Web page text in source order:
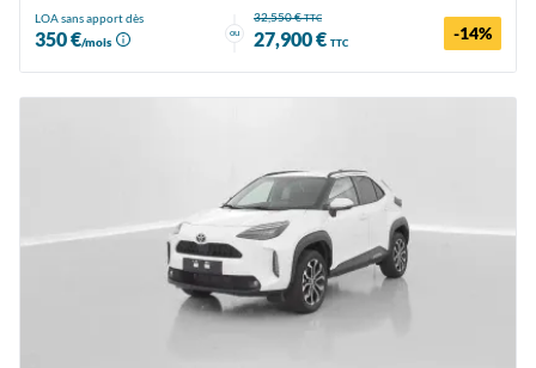
LOA sans apport dès
350 €/mois
ou
32,550 €TTC
27,900 € TTC -14%